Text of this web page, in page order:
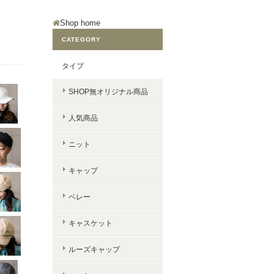
Shop home
CATEGORY
タイプ
SHOP無オリジナル商品
人気商品
ニット
キャップ
ベレー
キャスケット
ルーズキャップ